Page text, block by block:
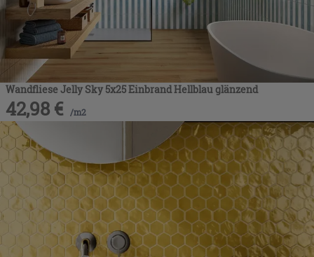
Wandfliese Jelly Sky 5x25 Einbrand Hellblau glänzend
42,98 € /m2